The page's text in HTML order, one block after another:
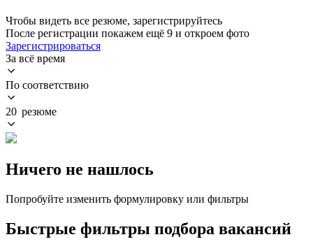
Чтобы видеть все резюме, зарегистрируйтесь
После регистрации покажем ещё 9 и откроем фото
Зарегистрироваться
За всё время
По соответствию
20 резюме
Ничего не нашлось
Попробуйте изменить формулировку или фильтры
Быстрые фильтры подбора вакансий